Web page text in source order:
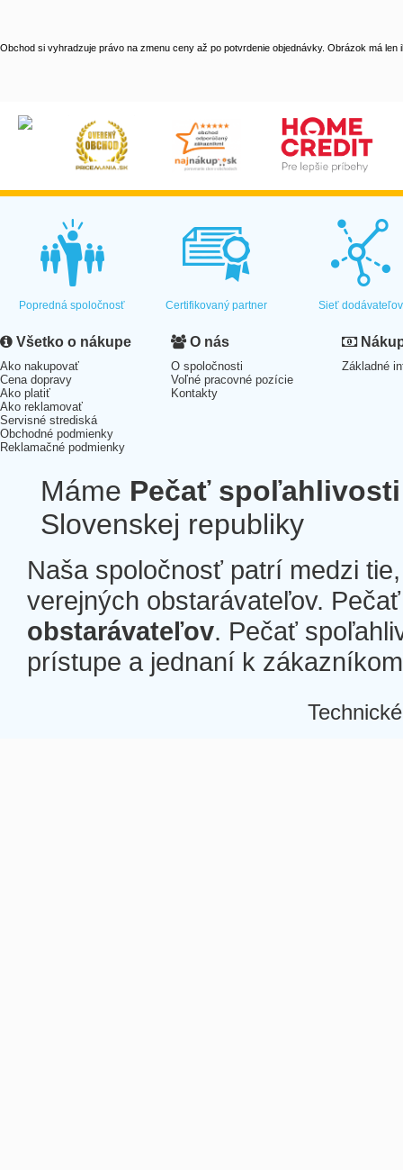
Obchod si vyhradzuje právo na zmenu ceny až po potvrdenie objednávky. Obrázok má len
Popredná spoločnosť Certifikovaný partner Sieť dodávateľov
Všetko o nákupe
Ako nakupovať
Cena dopravy
Ako platiť
Ako reklamovať
Servisné strediská
Obchodné podmienky
Reklamačné podmienky
O nás
O spoločnosti
Voľné pracovné pozície
Kontakty
Základné
Máme Pečať spoľahlivosti
Slovenskej republiky
Naša spoločnosť patrí medzi
verejných obstarávateľov.
obstarávateľov. Pečať
prístupe a jednaní k